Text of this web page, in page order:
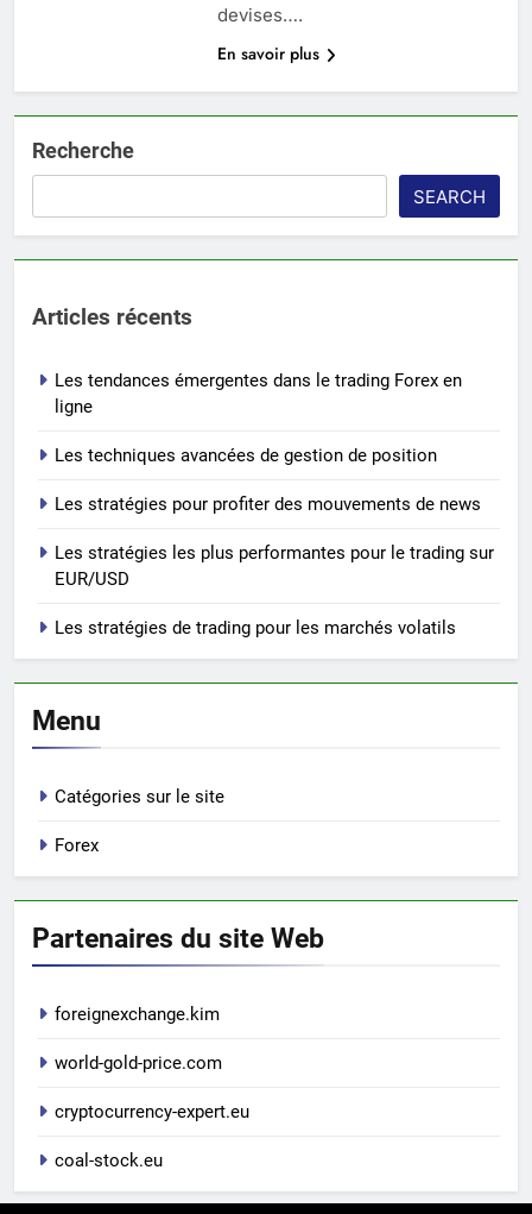
devises….
En savoir plus
Recherche
SEARCH
Articles récents
Les tendances émergentes dans le trading Forex en
ligne
Les techniques avancées de gestion de position
Les stratégies pour profiter des mouvements de news
Les stratégies les plus performantes pour le trading sur
EUR/USD
Les stratégies de trading pour les marchés volatils
Menu
Catégories sur le site
Forex
Partenaires du site Web
foreignexchange.kim
world-gold-price.com
cryptocurrency-expert.eu
coal-stock.eu